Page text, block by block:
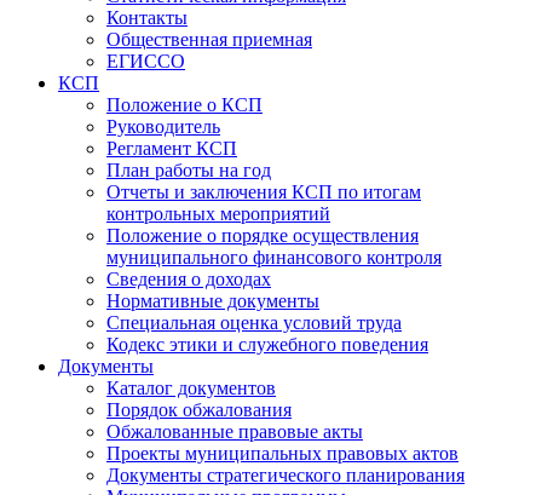
Контакты
Общественная приемная
ЕГИССО
КСП
Положение о КСП
Руководитель
Регламент КСП
План работы на год
Отчеты и заключения КСП по итогам
контрольных мероприятий
Положение о порядке осуществления
муниципального финансового контроля
Сведения о доходах
Нормативные документы
Специальная оценка условий труда
Кодекс этики и служебного поведения
Документы
Каталог документов
Порядок обжалования
Обжалованные правовые акты
Проекты муниципальных правовых актов
Документы стратегического планирования